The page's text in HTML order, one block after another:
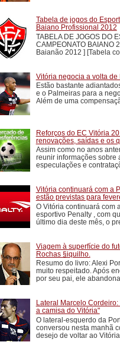
Tabela de jogos do
Baiano Profissional 2012
TABELA DE JOGOS DO
CAMPEONATO BAIANO
Baianão 2012 ] [Tabela
Vitória negocia a volta de
Estão bastante
e o Palmeiras para a
Além de uma
Reforços do EC Vitória
renovações, saídas e os
Assim como no anos
reunir informações sobre
especulações e
Vitória continuará com a
estão previstas para
O Vitória continuará com
esportivo Penalty , com
último dia deste mês, o
Viagem à superfície do
Rochas §iquilho.
Resumo do livro: Alexi
muito respeitado. Após
por seu pai, ele abandona
Lateral Marcelo
a camisa do Vitória"
O lateral-esquerdo da
conversou nesta manhã
desejo de voltar ao Vitória,